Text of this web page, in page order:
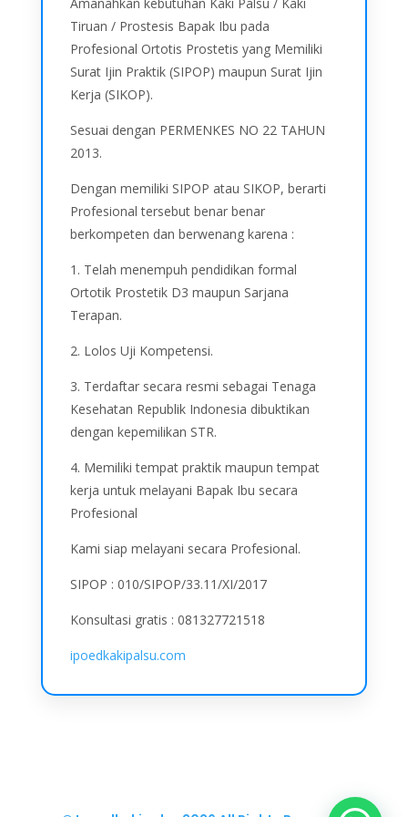
Tiruan / Prostesis Bapak Ibu pada
Profesional Ortotis Prostetis yang Memiliki
Surat Ijin Praktik (SIPOP) maupun Surat Ijin
Kerja (SIKOP).
Sesuai dengan PERMENKES NO 22 TAHUN
2013.
Dengan memiliki SIPOP atau SIKOP, berarti
Profesional tersebut benar benar
berkompeten dan berwenang karena :
1. Telah menempuh pendidikan formal
Ortotik Prostetik D3 maupun Sarjana
Terapan.
2. Lolos Uji Kompetensi.
3. Terdaftar secara resmi sebagai Tenaga
Kesehatan Republik Indonesia dibuktikan
dengan kepemilikan STR.
4. Memiliki tempat praktik maupun tempat
kerja untuk melayani Bapak Ibu secara
Profesional
Kami siap melayani secara Profesional.
SIPOP : 010/SIPOP/33.11/XI/2017
Konsultasi gratis : 081327721518
ipoedkakipalsu.com